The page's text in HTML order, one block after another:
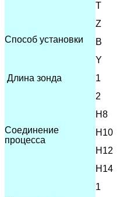
T
Способ установки
Z
В
Y
Длина зонда
1
2
Соединение
процесса
H8
H10
H12
H14
1